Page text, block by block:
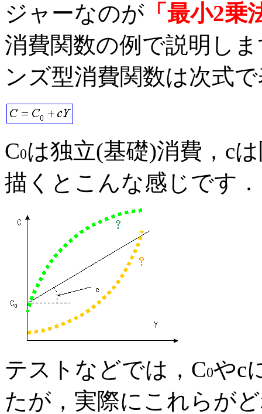
ジャーなのが 「最小2乗
消費関数の例で説明し
ンズ型消費関数は次式
C0は独立(基礎)消費，c
描くとこんな感じです．
テストなどでは，C0やc
たが，実際にこれらが